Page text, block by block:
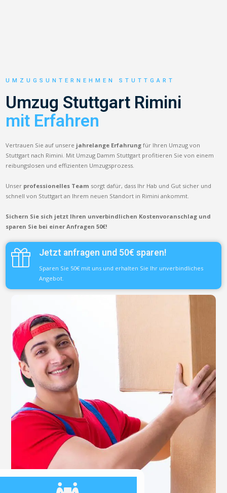
UMZUGSUNTERNEHMEN STUTTGART
Umzug Stuttgart Rimini
mit Erfahren
Vertrauen Sie auf unsere jahrelange Erfahrung für Ihren Umzug von
Stuttgart nach Rimini. Mit Umzug Damm Stuttgart profitieren Sie von einem
reibungslosen und effizienten Umzugsprozess.
Unser professionelles Team sorgt dafür, dass Ihr Hab und Gut sicher und
schnell von Stuttgart an Ihrem neuen Standort in Rimini ankommt.
Sichern Sie sich jetzt Ihren unverbindlichen Kostenvoranschlag und
sparen Sie bei einer Anfragen 50€!
Jetzt anfragen und 50€ sparen!
Sparen Sie 50€ mit uns und erhalten Sie Ihr unverbindliches
Angebot.